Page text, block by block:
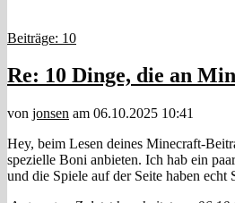
Beiträge: 10
Re: 10 Dinge, die an
von jonsen am 06.10.2025 10:41
Hey, beim Lesen deines Minecraft-
spezielle Boni anbieten. Ich hab ein
und die Spiele auf der Seite haben